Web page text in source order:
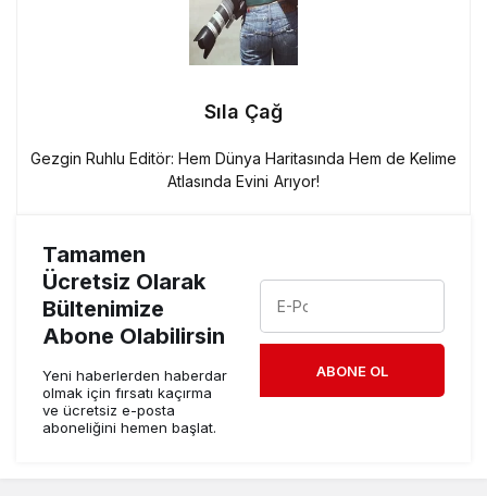
Sıla Çağ
Gezgin Ruhlu Editör: Hem Dünya Haritasında Hem de Kelime
Atlasında Evini Arıyor!
Tamamen
Ücretsiz Olarak
Bültenimize
Abone Olabilirsin
Yeni haberlerden haberdar
olmak için fırsatı kaçırma
ve ücretsiz e-posta
aboneliğini hemen başlat.
ABONE OL